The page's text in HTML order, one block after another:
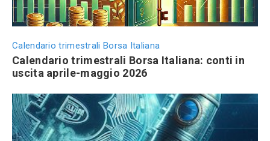
Calendario trimestrali Borsa Italiana
Calendario trimestrali Borsa Italiana: conti in
uscita aprile-maggio 2026